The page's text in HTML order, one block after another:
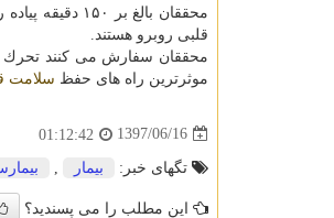
قلبی روبرو هستند.
محققان سفارش می كنند تحرك
موثرترین راه های حفظ سلامت
1397/06/16
01:12:42
تگهای خبر: بیمار
این مطلب را می پسندید؟